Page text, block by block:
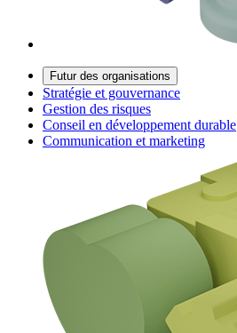
Futur des organisations
Stratégie et gouvernance
Gestion des risques
Conseil en développement durable
Communication et marketing